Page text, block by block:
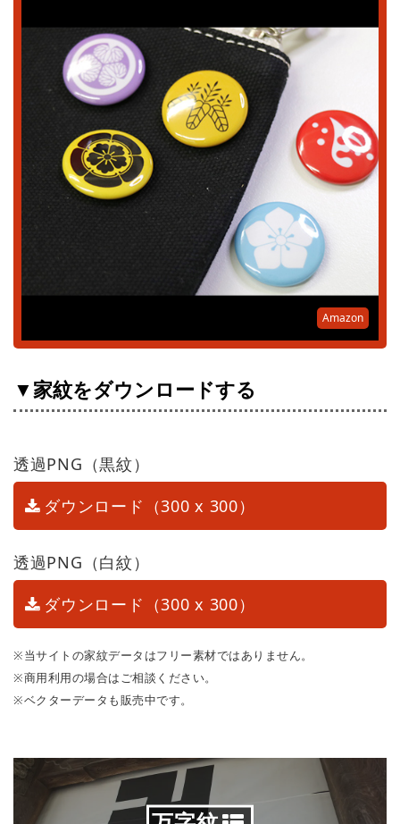
Amazon
▼家紋をダウンロードする
透過PNG（黒紋）
ダウンロード（300 x 300）
透過PNG（白紋）
ダウンロード（300 x 300）
※当サイトの家紋データはフリー素材ではありません。
※商用利用の場合はご相談ください。
※ベクターデータも販売中です。